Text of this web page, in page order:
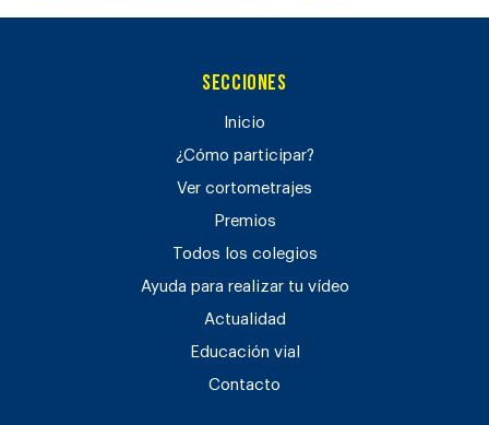
Secciones
Inicio
¿Cómo participar?
Ver cortometrajes
Premios
Todos los colegios
Ayuda para realizar tu vídeo
Actualidad
Educación vial
Contacto